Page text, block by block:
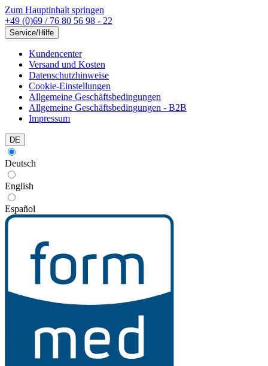
Zum Hauptinhalt springen
+49 (0)69 / 76 80 56 98 - 22
Service/Hilfe
Kundencenter
Versand und Kosten
Datenschutzhinweise
Cookie-Einstellungen
Allgemeine Geschäftsbedingungen
Allgemeine Geschäftsbedingungen - B2B
Impressum
DE
Deutsch
English
Español